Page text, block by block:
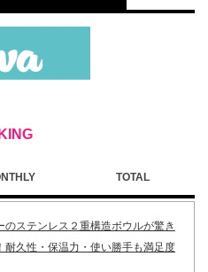
TOTAL
のステンレス２重構造ボウルが驚き
耐久性・保温力・使い勝手も満足度